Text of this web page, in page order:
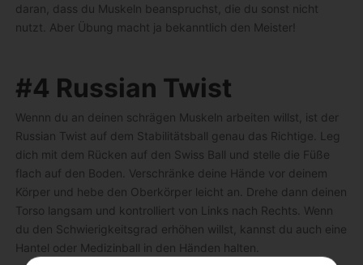
daran, dass du Muskeln beanspruchst, die du sonst nicht
nutzt. Aber Übung macht ja bekanntlich den Meister!
#4 Russian Twist
Wennn du an deinen schrägen Muskeln arbeiten willst, ist der
Russian Twist auf dem Stabilitätsball genau das Richtige. Leg
dich mit dem Rücken auf den Swiss Ball und stelle die Füße
flach auf den Boden. Verschränke deine Hände vor deinem
Körper und hebe den Oberkörper leicht an. Drehe dann deinen
Torso langsam und kontrolliert von Links nach Rechts. Wenn
du den Schwierigkeitsgrad erhöhen willst, kannst du auch eine
Hantel oder Medizinball in den Händen halten.